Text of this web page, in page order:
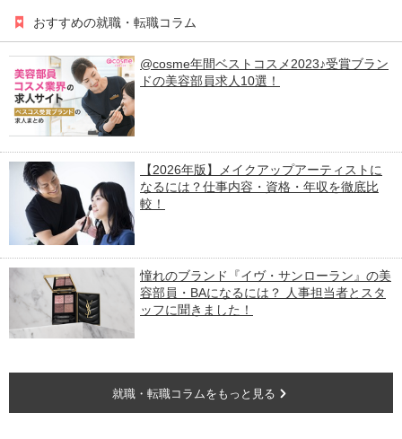
おすすめの就職・転職コラム
@cosme年間ベストコスメ2023♪受賞ブラン
ドの美容部員求人10選！
【2026年版】メイクアップアーティストに
なるには？仕事内容・資格・年収を徹底比
較！
憧れのブランド『イヴ・サンローラン』の美
容部員・BAになるには？ 人事担当者とスタ
ッフに聞きました！
就職・転職コラムをもっと見る